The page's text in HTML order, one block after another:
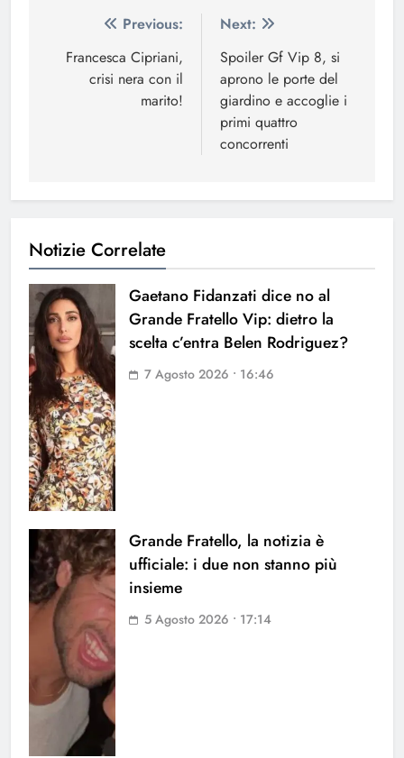
Navigazione
articoli
Previous:
Francesca Cipriani,
crisi nera con il
marito!
Next:
Spoiler Gf Vip 8, si
aprono le porte del
giardino e accoglie i
primi quattro
concorrenti
Notizie Correlate
Gaetano Fidanzati dice no al
Grande Fratello Vip: dietro la
scelta c’entra Belen Rodriguez?
7 Agosto 2026 • 16:46
Grande Fratello, la notizia è
ufficiale: i due non stanno più
insieme
5 Agosto 2026 • 17:14